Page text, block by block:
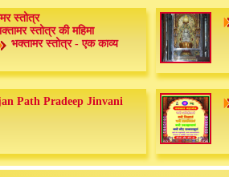
स्तोत्र
स्तोत्र की महिमा
भक्तामर स्तोत्र - एक काव्य
Path Pradeep Jinvani